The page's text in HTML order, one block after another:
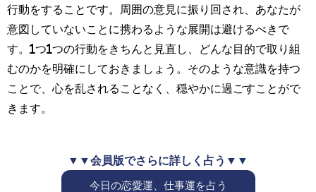
行動をすることです。周囲の意見に振り回され、あなたが
意図していないことに携わるような展開は避けるべきで
す。1つ1つの行動をきちんと見直し、どんな目的で取り組
むのかを明確にしておきましょう。そのような意識を持つ
ことで、心を乱されることなく、穏やかに過ごすことがで
きます。
▼▼会員版でさらに詳しく占う▼▼
今日の恋愛運、仕事運を占う